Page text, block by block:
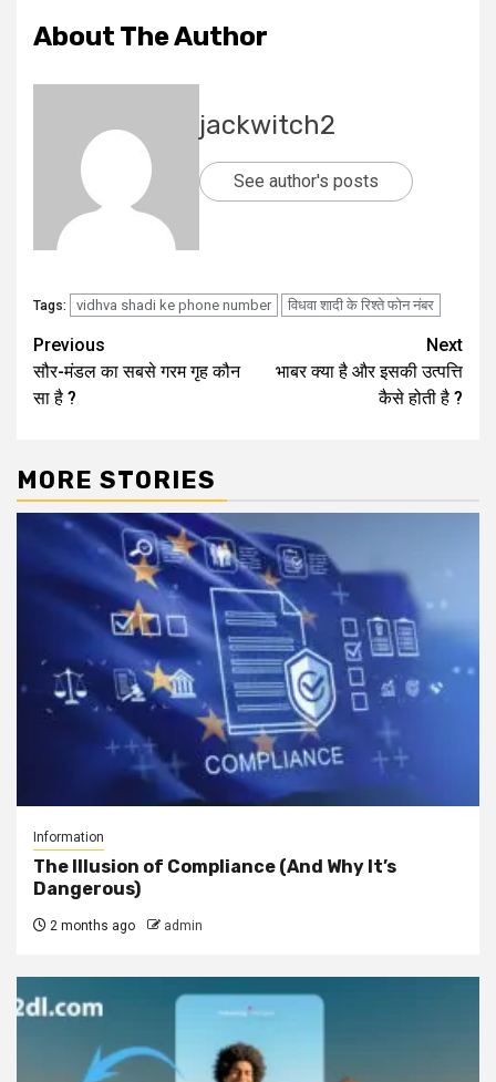
About The Author
jackwitch2
See author's posts
Tags: vidhva shadi ke phone number विधवा शादी के रिश्ते फोन नंबर
Post
navigation
Previous
सौर-मंडल का सबसे गरम गृह कौन
सा है ?
Next
भाबर क्या है और इसकी उत्पत्ति
कैसे होती है ?
MORE STORIES
Information
The Illusion of Compliance (And Why It’s
Dangerous)
2 months ago admin